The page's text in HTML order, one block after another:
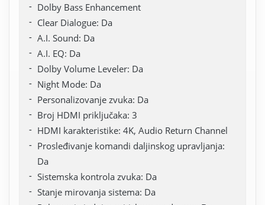
Dolby Bass Enhancement
Clear Dialogue: Da
A.I. Sound: Da
A.I. EQ: Da
Dolby Volume Leveler: Da
Night Mode: Da
Personalizovanje zvuka: Da
Broj HDMI priključaka: 3
HDMI karakteristike: 4K, Audio Return Channel
Prosleđivanje komandi daljinskog upravljanja:
Da
Sistemska kontrola zvuka: Da
Stanje mirovanja sistema: Da